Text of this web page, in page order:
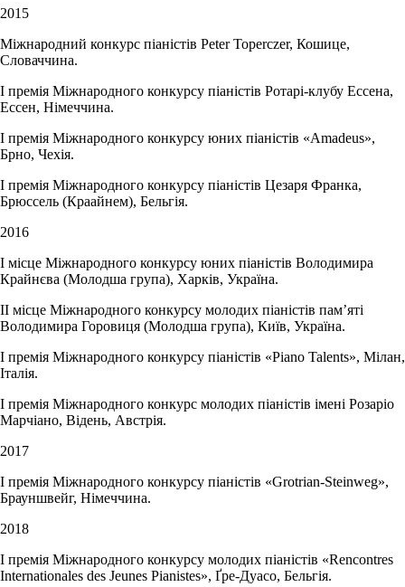
2015
Міжнародний конкурс піаністів Peter Toperczer, Кошице,
Словаччина.
І премія Міжнародного конкурсу піаністів Ротарі-клубу Ессена,
Ессен, Німеччина.
І премія Міжнародного конкурсу юних піаністів «Amadeus»,
Брно, Чехія.
І премія Міжнародного конкурсу піаністів Цезаря Франка,
Брюссель (Краайнем), Бельгія.
2016
І місце Міжнародного конкурсу юних піаністів Володимира
Крайнєва (Молодша група), Харків, Україна.
ІІ місце Міжнародного конкурсу молодих піаністів пам’яті
Володимира Горовиця (Молодша група), Київ, Україна.
І премія Міжнародного конкурсу піаністів «Piano Talents», Мілан,
Італія.
І премія Міжнародного конкурс молодих піаністів імені Розаріо
Марчіано, Відень, Австрія.
2017
І премія Міжнародного конкурсу піаністів «Grotrian-Steinweg»,
Брауншвейг, Німеччина.
2018
І премія Міжнародного конкурсу молодих піаністів «Rencontres
Internationales des Jeunes Pianistes», Ґре-Дуасо, Бельгія.